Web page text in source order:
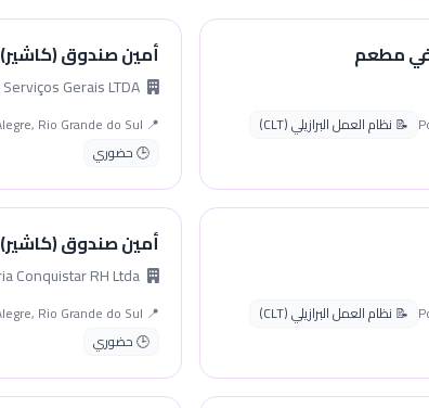
مطعم
📝 نظام العمل البرازيلي (CLT)
أمين صندوق (كاشير)
📍 Porto Alegre, Rio Grande do Sul
🕒 حضوري
📝 نظام العمل البرازيلي (CLT)
أمين صندوق (كاشير)
📍 Porto Alegre, Rio Grande do Sul
🕒 حضوري